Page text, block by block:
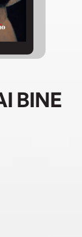
BINE